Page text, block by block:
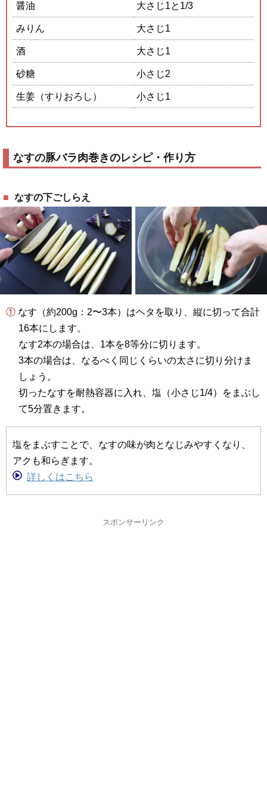
醤油 大さじ1と1/3
みりん 大さじ1
酒 大さじ1
砂糖 小さじ2
生姜（すりおろし） 小さじ1
なすの豚バラ肉巻きのレシピ・作り方
なすの下ごしらえ
① なす（約200g：2〜3本）はヘタを取り、縦に切って合計
16本にします。
なす2本の場合は、1本を8等分に切ります。
3本の場合は、なるべく同じくらいの太さに切り分けま
しょう。
切ったなすを耐熱容器に入れ、塩（小さじ1/4）をまぶし
て5分置きます。
塩をまぶすことで、なすの味が肉となじみやすくなり、
アクも和らぎます。
詳しくはこちら
スポンサーリンク